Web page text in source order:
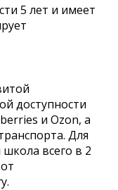
5 лет и имеет
доступности
и Оzоn, а
Для
всего в 2